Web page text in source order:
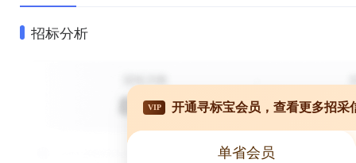
招标分析
VIP 开通寻标宝会员，查看更多招采
单省会员